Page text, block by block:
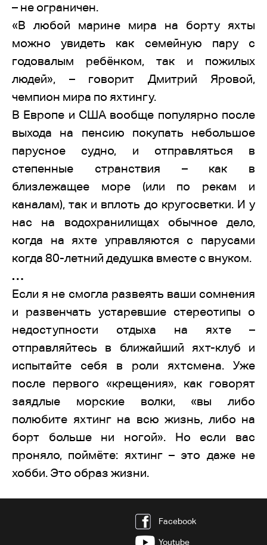
– не ограничен.
«В любой марине мира на борту яхты
можно увидеть как семейную пару с
годовалым ребёнком, так и пожилых
людей», – говорит Дмитрий Яровой,
чемпион мира по яхтингу.
В Европе и США вообще популярно после
выхода на пенсию покупать небольшое
парусное судно, и отправляться в
степенные странствия – как в
близлежащее море (или по рекам и
каналам), так и вплоть до кругосветки. И у
нас на водохранилищах обычное дело,
когда на яхте управляются с парусами
когда 80-летний дедушка вместе с внуком.
…
Если я не смогла развеять ваши сомнения
и развенчать устаревшие стереотипы о
недоступности отдыха на яхте –
отправляйтесь в ближайший яхт-клуб и
испытайте себя в роли яхтсмена. Уже
после первого «крещения», как говорят
заядлые морские волки, «вы либо
полюбите яхтинг на всю жизнь, либо на
борт больше ни ногой». Но если вас
проняло, поймёте: яхтинг – это даже не
хобби. Это образ жизни.
Facebook
Youtube